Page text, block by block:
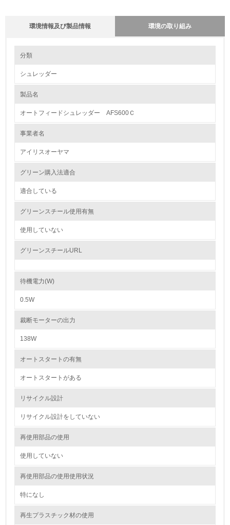
環境情報及び製品情報 環境の取り組み
1.環境取り組み体制
かしている
従業員が環境方針に基づいて自分の業務の中で行うべき環
→ 導入している規格名 ISO14001
第三者認証を取得している
2.環境への取り組み
資源・エネルギー
分類
シュレッダー
製品名
オートフィードシュレッダー AFS600Ｃ
事業者名
アイリスオーヤマ
グリーン購入法適合
適合している
グリーンスチール使用有無
使用していない
グリーンスチールURL
待機電力(W)
0.5W
裁断モーターの出力
138W
オートスタートの有無
オートスタートがある
リサイクル設計
リサイクル設計をしていない
再使用部品の使用
使用していない
再使用部品の使用使用状況
特になし
再生プラスチック材の使用